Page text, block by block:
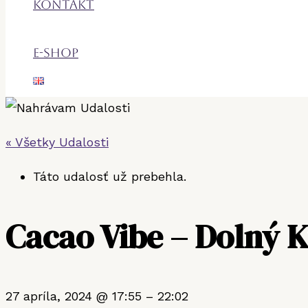
Kontakt
E-shop
« Všetky Udalosti
Táto udalosť už prebehla.
Cacao Vibe – Dolný
27 apríla, 2024 @ 17:55 – 22:02